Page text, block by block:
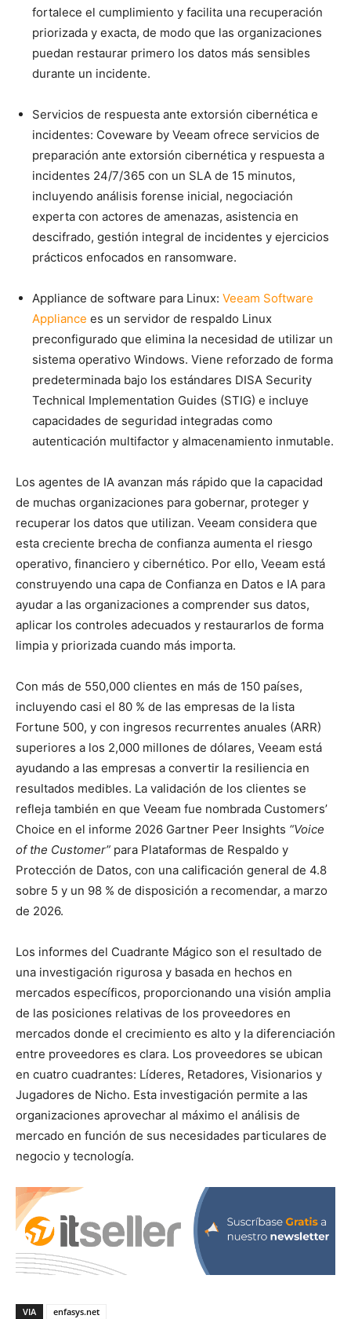
fortalece el cumplimiento y facilita una recuperación
priorizada y exacta, de modo que las organizaciones
puedan restaurar primero los datos más sensibles
durante un incidente.
Servicios de respuesta ante extorsión cibernética e
incidentes: Coveware by Veeam ofrece servicios de
preparación ante extorsión cibernética y respuesta a
incidentes 24/7/365 con un SLA de 15 minutos,
incluyendo análisis forense inicial, negociación
experta con actores de amenazas, asistencia en
descifrado, gestión integral de incidentes y ejercicios
prácticos enfocados en ransomware.
Appliance de software para Linux: Veeam Software
Appliance es un servidor de respaldo Linux
preconfigurado que elimina la necesidad de utilizar un
sistema operativo Windows. Viene reforzado de forma
predeterminada bajo los estándares DISA Security
Technical Implementation Guides (STIG) e incluye
capacidades de seguridad integradas como
autenticación multifactor y almacenamiento inmutable.
Los agentes de IA avanzan más rápido que la capacidad
de muchas organizaciones para gobernar, proteger y
recuperar los datos que utilizan. Veeam considera que
esta creciente brecha de confianza aumenta el riesgo
operativo, financiero y cibernético. Por ello, Veeam está
construyendo una capa de Confianza en Datos e IA para
ayudar a las organizaciones a comprender sus datos,
aplicar los controles adecuados y restaurarlos de forma
limpia y priorizada cuando más importa.
Con más de 550,000 clientes en más de 150 países,
incluyendo casi el 80 % de las empresas de la lista
Fortune 500, y con ingresos recurrentes anuales (ARR)
superiores a los 2,000 millones de dólares, Veeam está
ayudando a las empresas a convertir la resiliencia en
resultados medibles. La validación de los clientes se
refleja también en que Veeam fue nombrada Customers’
Choice en el informe 2026 Gartner Peer Insights “Voice
of the Customer” para Plataformas de Respaldo y
Protección de Datos, con una calificación general de 4.8
sobre 5 y un 98 % de disposición a recomendar, a marzo
de 2026.
Los informes del Cuadrante Mágico son el resultado de
una investigación rigurosa y basada en hechos en
mercados específicos, proporcionando una visión amplia
de las posiciones relativas de los proveedores en
mercados donde el crecimiento es alto y la diferenciación
entre proveedores es clara. Los proveedores se ubican
en cuatro cuadrantes: Líderes, Retadores, Visionarios y
Jugadores de Nicho. Esta investigación permite a las
organizaciones aprovechar al máximo el análisis de
mercado en función de sus necesidades particulares de
negocio y tecnología.
VIA
enfasys.net